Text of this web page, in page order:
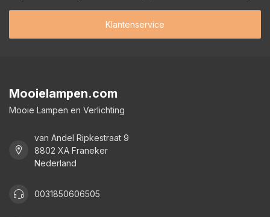
Klantenservice
Mooielampen.com
Mooie Lampen en Verlichting
van Andel Ripkestraat 9
8802 XA Franeker
Nederland
0031850606505